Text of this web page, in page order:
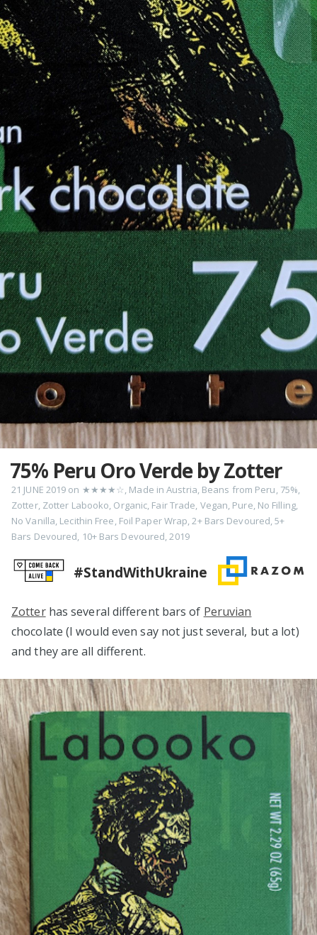
75% Peru Oro Verde by Zotter
21 JUNE 2019 on ★★★★☆, Made in Austria, Beans from Peru, 75%,
Zotter, Zotter Labooko, Organic, Fair Trade, Vegan, Pure, No Filling,
No Vanilla, Lecithin Free, Foil Paper Wrap,2+ Bars Devoured,5+
Bars Devoured, 10+ Bars Devoured,2019
#StandWithUkraine
Zotterhas several different bars of Peruvian
chocolate (I would even say not just several, but a lot)
and they are all different.